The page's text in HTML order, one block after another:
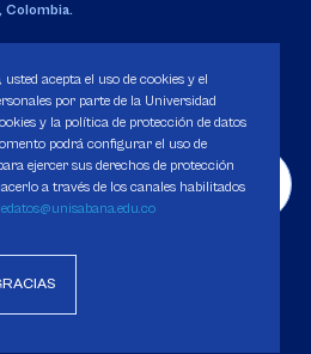
Colombia.
130 del 14 de enero de 1980.
acepta el uso de cookies y el
por parte de la Universidad
y la política de protección de datos
podrá configurar el uso de
ejercer sus derechos de protección
a través de los canales habilitados